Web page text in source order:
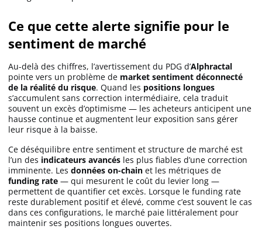
Ce que cette alerte signifie pour le
sentiment de marché
Au-delà des chiffres, l’avertissement du PDG d’Alphractal
pointe vers un problème de market sentiment déconnecté
de la réalité du risque. Quand les positions longues
s’accumulent sans correction intermédiaire, cela traduit
souvent un excès d’optimisme — les acheteurs anticipent une
hausse continue et augmentent leur exposition sans gérer
leur risque à la baisse.
Ce déséquilibre entre sentiment et structure de marché est
l’un des indicateurs avancés les plus fiables d’une correction
imminente. Les données on-chain et les métriques de
funding rate — qui mesurent le coût du levier long —
permettent de quantifier cet excès. Lorsque le funding rate
reste durablement positif et élevé, comme c’est souvent le cas
dans ces configurations, le marché paie littéralement pour
maintenir ses positions longues ouvertes.